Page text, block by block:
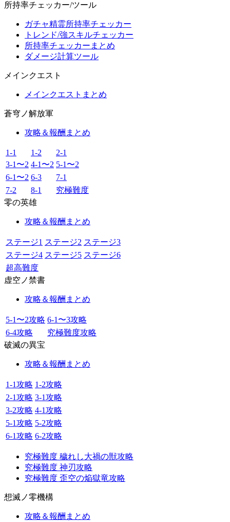
所持率チェッカー/ツール
ガチャ精霊所持率チェッカー
トレンド/強スキルチェッカー
所持率チェッカーまとめ
ダメージ計算ツール
メインクエスト
メインクエストまとめ
蒼穹ノ解放軍
攻略＆報酬まとめ
1-1 1-2
2-1
3-1〜2 4-1〜2 5-1〜2
6-1〜2 6-3
7-1
7-2
8-1
究極難度
零の英雄
攻略＆報酬まとめ
ステージ1 ステージ2 ステージ3
ステージ4 ステージ5 ステージ6
超高難度
虚空ノ禁書
攻略＆報酬まとめ
5-1〜2攻略 6-1〜3攻略
6-4攻略
究極難度攻略
破滅の異宝
攻略＆報酬まとめ
1-1攻略 1-2攻略
2-1攻略 3-1攻略
3-2攻略 4-1攻略
5-1攻略 5-2攻略
6-1攻略 6-2攻略
究極難度 穢れし大禍の獣攻略
究極難度 神刃攻略
究極難度 歪空の焔獄竜攻略
想滅ノ零機構
攻略＆報酬まとめ